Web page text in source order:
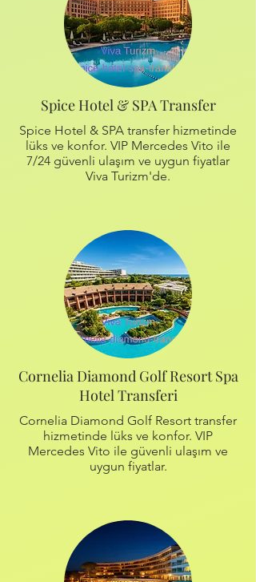
Spice Hotel & SPA Transfer
Spice Hotel & SPA transfer hizmetinde
lüks ve konfor. VIP Mercedes Vito ile
7/24 güvenli ulaşım ve uygun fiyatlar
Viva Turizm'de.
Cornelia Diamond Golf Resort Spa
Hotel Transferi
Cornelia Diamond Golf Resort transfer
hizmetinde lüks ve konfor. VIP
Mercedes Vito ile güvenli ulaşım ve
uygun fiyatlar.